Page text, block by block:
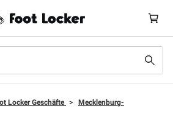
Locker Geschäfte >
Mecklenburg-